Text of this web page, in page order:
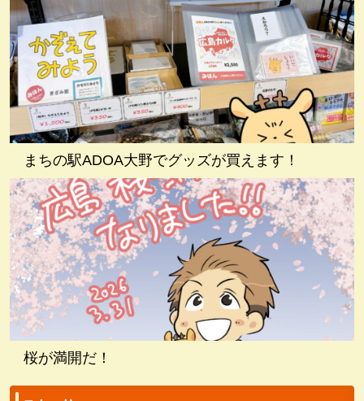
まちの駅ADOA大野でグッズが買えます！
桜が満開だ！